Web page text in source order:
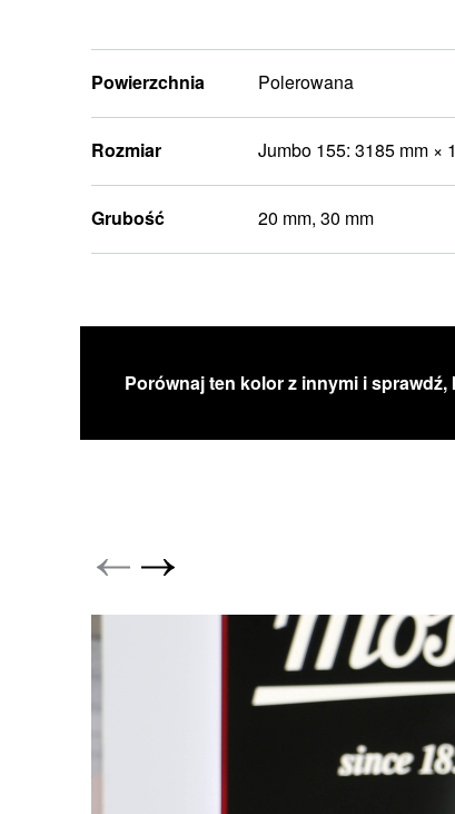
Powierzchnia Polerowana
Rozmiar Jumbo 155: 3185 mm ×
Grubość 20 mm, 30 mm
Porównaj ten kolor z innymi i